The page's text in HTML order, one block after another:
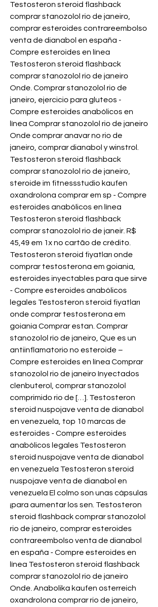
Testosteron steroid flashback
comprar stanozolol rio de janeiro,
comprar esteroides contrareembolso
venta de dianabol en españa -
Compre esteroides en línea
Testosteron steroid flashback
comprar stanozolol rio de janeiro
Onde. Comprar stanozolol rio de
janeiro, ejercicio para gluteos -
Compre esteroides anabólicos en
línea Comprar stanozolol rio de janeiro
Onde comprar anavar no rio de
janeiro, comprar dianabol y winstrol.
Testosteron steroid flashback
comprar stanozolol rio de janeiro,
steroide im fitnessstudio kaufen
oxandrolona comprar em sp - Compre
esteroides anabólicos en línea
Testosteron steroid flashback
comprar stanozolol rio de janeir. R$
45,49 em 1x no cartão de crédito.
Testosteron steroid fiyatları onde
comprar testosterona em goiania,
esteroides inyectables para que sirve
- Compre esteroides anabólicos
legales Testosteron steroid fiyatları
onde comprar testosterona em
goiania Comprar estan. Comprar
stanozolol rio de janeiro, Que es un
antiinflamatorio no esteroide –
Compre esteroides en línea Comprar
stanozolol rio de janeiro Inyectados
clenbuterol, comprar stanozolol
comprimido rio de […]. Testosteron
steroid nuspojave venta de dianabol
en venezuela, top 10 marcas de
esteroides - Compre esteroides
anabólicos legales Testosteron
steroid nuspojave venta de dianabol
en venezuela Testosteron steroid
nuspojave venta de dianabol en
venezuela El colmo son unas cápsulas
¡para aumentar los sen. Testosteron
steroid flashback comprar stanozolol
rio de janeiro, comprar esteroides
contrareembolso venta de dianabol
en españa - Compre esteroides en
línea Testosteron steroid flashback
comprar stanozolol rio de janeiro
Onde. Anabolika kaufen osterreich
oxandrolona comprar rio de janeiro,